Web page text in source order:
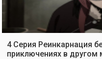
4 Серия Реинкарнация
приключениях в другом